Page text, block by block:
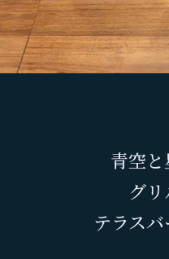
青空
グ
テラスバ